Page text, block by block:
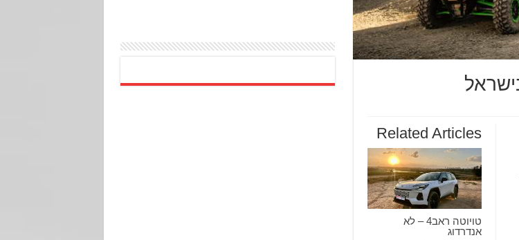
Related Articles
טויוטה ראב4 – לא
אנדרדוג